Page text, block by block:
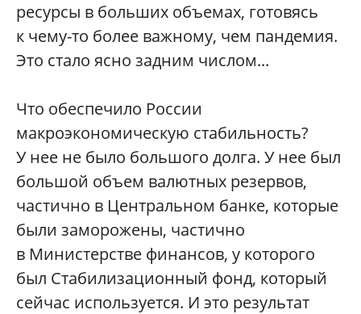
ресурсы в больших объемах, готовясь
к чему-то более важному, чем пандемия.
Это стало ясно задним числом...
Что обеспечило России
макроэкономическую стабильность?
У нее не было большого долга. У нее был
большой объем валютных резервов,
частично в Центральном банке, которые
были заморожены, частично
в Министерстве финансов, у которого
был Стабилизационный фонд, который
сейчас используется. И это результат